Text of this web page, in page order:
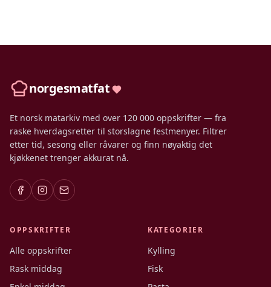
norgesmatfat
Et norsk matarkiv med over 120 000 oppskrifter — fra
raske hverdagsretter til storslagne festmenyer. Filtrer
etter tid, sesong eller råvarer og finn nøyaktig det
kjøkkenet trenger akkurat nå.
OPPSKRIFTER
Alle oppskrifter
Rask middag
KATEGORIER
Kylling
Fisk